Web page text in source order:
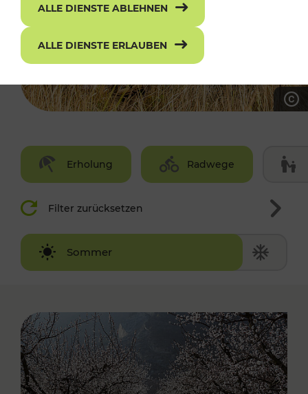
Erholung Radwege
Filter zurücksetzen
Sommer
Winter
ALLE DIENSTE ABLEHNEN
ALLE DIENSTE ERLAUBEN